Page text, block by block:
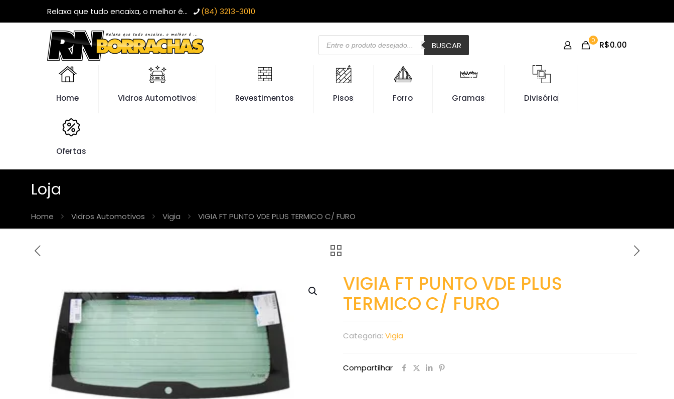
Relaxa que tudo encaixa, o melhor é... (84) 3213-3010
Pesquisar
produtos BUSCAR 0 R$0.00
Home Vidros Automotivos Revestimentos Pisos Forro Gramas Divisória
Ofertas
Loja
Home Vidros Automotivos Vigia VIGIA FT PUNTO VDE PLUS TERMICO C/ FURO
VIGIA FT PUNTO VDE PLUS
TERMICO C/ FURO
Categoria: Vigia
Compartilhar